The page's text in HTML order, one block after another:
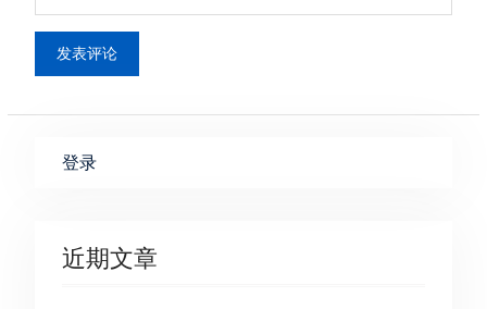
登录
近期文章